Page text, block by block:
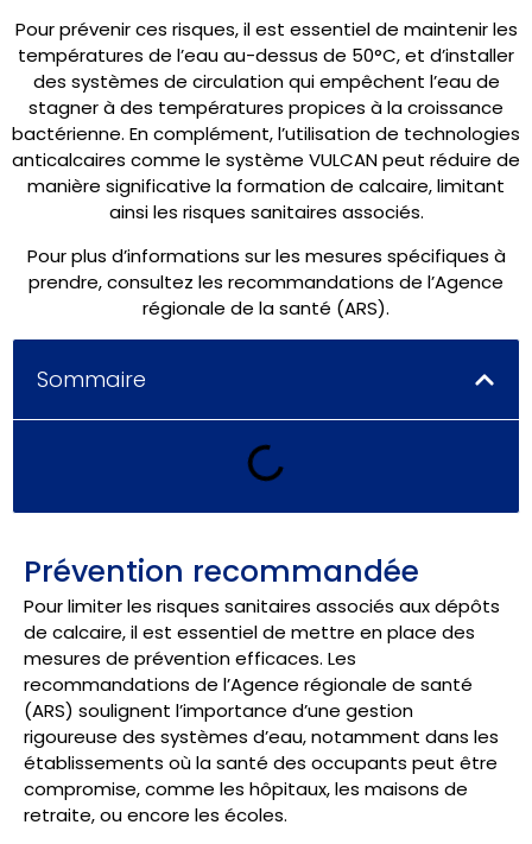
Pour prévenir ces risques, il est essentiel de maintenir les
températures de l’eau au-dessus de 50°C, et d’installer
des systèmes de circulation qui empêchent l’eau de
stagner à des températures propices à la croissance
bactérienne. En complément, l’utilisation de technologies
anticalcaires comme le système VULCAN peut réduire de
manière significative la formation de calcaire, limitant
ainsi les risques sanitaires associés​.
Pour plus d’informations sur les mesures spécifiques à
prendre, consultez les recommandations de l’Agence
régionale de la santé (ARS).
Sommaire
Prévention recommandée
Pour limiter les risques sanitaires associés aux dépôts
de calcaire, il est essentiel de mettre en place des
mesures de prévention efficaces. Les
recommandations de l’Agence régionale de santé
(ARS) soulignent l’importance d’une gestion
rigoureuse des systèmes d’eau, notamment dans les
établissements où la santé des occupants peut être
compromise, comme les hôpitaux, les maisons de
retraite, ou encore les écoles.